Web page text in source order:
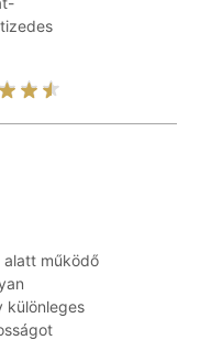
alatt működő
különleges